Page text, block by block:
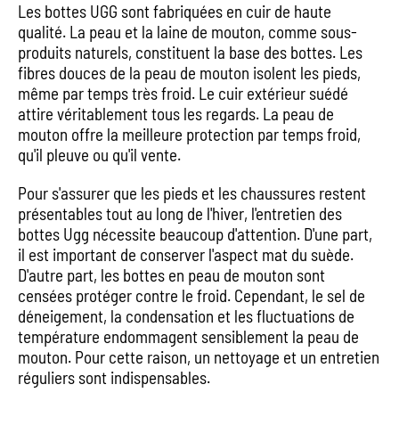
Les bottes UGG sont fabriquées en cuir de haute
qualité. La peau et la laine de mouton, comme sous-
produits naturels, constituent la base des bottes. Les
fibres douces de la peau de mouton isolent les pieds,
même par temps très froid. Le cuir extérieur suédé
attire véritablement tous les regards. La peau de
mouton offre la meilleure protection par temps froid,
qu'il pleuve ou qu'il vente.
Pour s'assurer que les pieds et les chaussures restent
présentables tout au long de l'hiver, l'entretien des
bottes Ugg nécessite beaucoup d'attention. D'une part,
il est important de conserver l'aspect mat du suède.
D'autre part, les bottes en peau de mouton sont
censées protéger contre le froid. Cependant, le sel de
déneigement, la condensation et les fluctuations de
température endommagent sensiblement la peau de
mouton. Pour cette raison, un nettoyage et un entretien
réguliers sont indispensables.